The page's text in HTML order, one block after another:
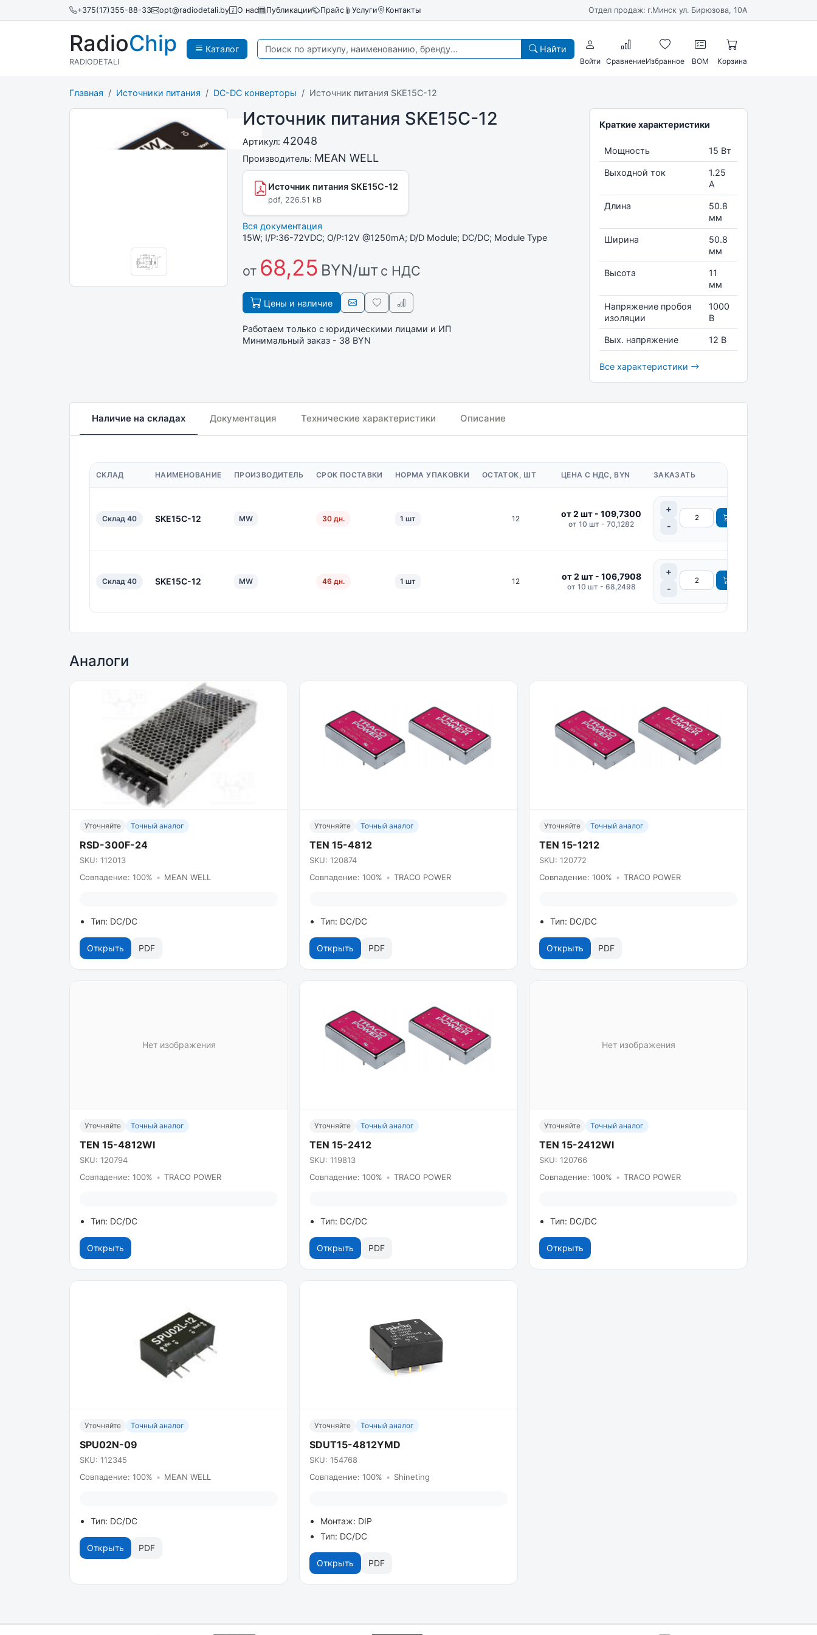
+375(17)355-88-33 opt@radiodetali.by О нас Публикации Прайс Услуги Контакты Отдел продаж: г.Минск ул. Бирюзова, 10А
Каталог
RadioChip
RADIODETALI
Найти
Войти СравнениеИзбранное BOM Корзина
Главная Источники питания DC-DC конверторы Источник питания SKE15C-12
Источник питания SKE15C-12
Артикул: 42048
Производитель: MEAN WELL
Источник питания SKE15C-12
pdf, 226.51 kB
Вся документация
15W; I/P:36-72VDC; O/P:12V @1250mA; D/D Module; DC/DC; Module Type
от 68,25 BYN/штс НДС
Цены и наличие
Работаем только с юридическими лицами и ИП
Минимальный заказ - 38 BYN
Краткие характеристики
Мощность 15 Вт
Выходной ток
1.25
А
Длина
50.8
мм
Ширина
50.8
мм
Высота
11
мм
Напряжение пробоя
изоляции
1000
В
Вых. напряжение 12 В
Все характеристики
Наличие на складах Документация Технические характеристики Описание
СКЛАД НАИМЕНОВАНИЕ ПРОИЗВОДИТЕЛЬ СРОК ПОСТАВКИ НОРМА УПАКОВКИ ОСТАТОК, ШТ ЦЕНА С НДС, BYN ЗАКАЗАТЬ
Склад 40 SKE15C-12 MW 30 дн. 1 шт 12 от 2 шт - 109,7300
от 10 шт - 70,1282
Склад 40 SKE15C-12 MW 46 дн. 1 шт 12 от 2 шт - 106,7908
от 10 шт - 68,2498
Аналоги
Уточняйте Точный аналог
RSD-300F-24
SKU: 112013
Совпадение: 100% • MEAN WELL
Тип: DC/DC
Открыть PDF
Уточняйте Точный аналог
TEN 15-4812
SKU: 120874
Совпадение: 100% • TRACO POWER
Тип: DC/DC
Открыть PDF
Уточняйте Точный аналог
TEN 15-1212
SKU: 120772
Совпадение: 100% • TRACO POWER
Тип: DC/DC
Открыть PDF
Нет изображения
Уточняйте Точный аналог
TEN 15-4812WI
SKU: 120794
Совпадение: 100% • TRACO POWER
Тип: DC/DC
Открыть
Уточняйте Точный аналог
TEN 15-2412
SKU: 119813
Совпадение: 100% • TRACO POWER
Тип: DC/DC
Открыть PDF
Нет изображения
Уточняйте Точный аналог
TEN 15-2412WI
SKU: 120766
Совпадение: 100% • TRACO POWER
Тип: DC/DC
Открыть
Уточняйте Точный аналог
SPU02N-09
SKU: 112345
Совпадение: 100% • MEAN WELL
Тип: DC/DC
Открыть PDF
Уточняйте Точный аналог
SDUT15-4812YMD
SKU: 154768
Совпадение: 100% • Shineting
Монтаж: DIP
Тип: DC/DC
Открыть PDF